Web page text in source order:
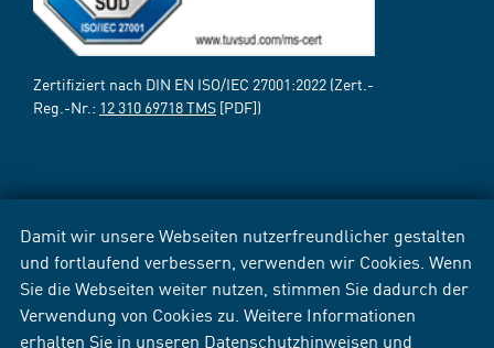
Damit wir unsere Webseiten nutzerfreundlicher gestalten
und fortlaufend verbessern, verwenden wir Cookies. Wenn
Sie die Webseiten weiter nutzen, stimmen Sie dadurch der
Verwendung von Cookies zu. Weitere Informationen
erhalten Sie in unseren Datenschutzhinweisen und
Zertifiziert nach DIN EN ISO/IEC 27001:2022 (Zert.-
Reg.-Nr.: 12 310 69718 TMS [PDF])